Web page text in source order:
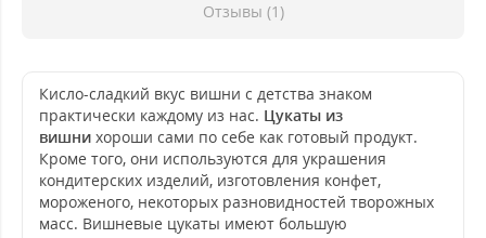
Отзывы (1)
Кисло-сладкий вкус вишни с детства знаком
практически каждому из нас. Цукаты из
вишни хороши сами по себе как готовый продукт.
Кроме того, они используются для украшения
кондитерских изделий, изготовления конфет,
мороженого, некоторых разновидностей творожных
масс. Вишневые цукаты имеют большую